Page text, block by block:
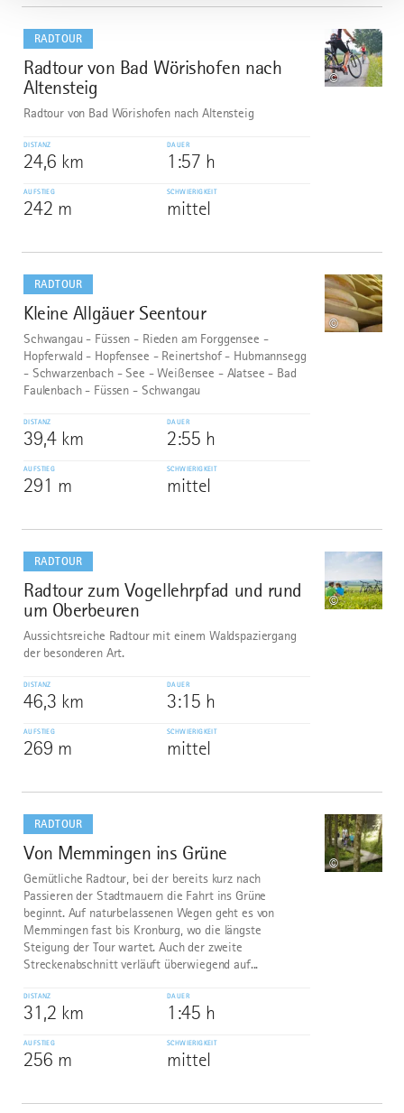
RADTOUR
6
Radtour von Bad Wörishofen nach
Altensteig
©
Radtour von Bad Wörishofen nach Altensteig
DISTANZ
24,6 km
DAUER
1:57 h
AUFSTIEG
242 m
SCHWIERIGKEIT
mittel
dazu
RADTOUR
7
Kleine Allgäuer Seentour
©
Schwangau - Füssen - Rieden am Forggensee -
Hopferwald - Hopfensee - Reinertshof - Hubmannsegg
- Schwarzenbach - See - Weißensee - Alatsee - Bad
Faulenbach - Füssen - Schwangau
DISTANZ
39,4 km
DAUER
2:55 h
AUFSTIEG
291 m
SCHWIERIGKEIT
mittel
dazu
RADTOUR
8
Radtour zum Vogellehrpfad und rund
um Oberbeuren
©
Aussichtsreiche Radtour mit einem Waldspaziergang
der besonderen Art.
DISTANZ
46,3 km
DAUER
3:15 h
AUFSTIEG
269 m
SCHWIERIGKEIT
mittel
dazu
RADTOUR
9
Von Memmingen ins Grüne
©
Gemütliche Radtour, bei der bereits kurz nach
Passieren der Stadtmauern die Fahrt ins Grüne
beginnt. Auf naturbelassenen Wegen geht es von
Memmingen fast bis Kronburg, wo die längste
Steigung der Tour wartet. Auch der zweite
Streckenabschnitt verläuft überwiegend auf...
DISTANZ
31,2 km
DAUER
1:45 h
AUFSTIEG
256 m
SCHWIERIGKEIT
mittel
dazu